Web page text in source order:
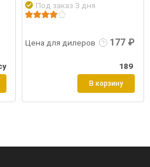
Под заказ 3 дня
Цена для дилеров
Подробнее
177 ₽
189
В корзину